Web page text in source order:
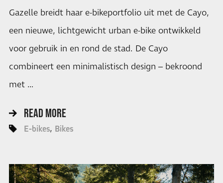
Gazelle breidt haar e-bikeportfolio uit met de Cayo,
een nieuwe, lichtgewicht urban e-bike ontwikkeld
voor gebruik in en rond de stad. De Cayo
combineert een minimalistisch design – bekroond
met …
READ MORE
E-bikes Bikes